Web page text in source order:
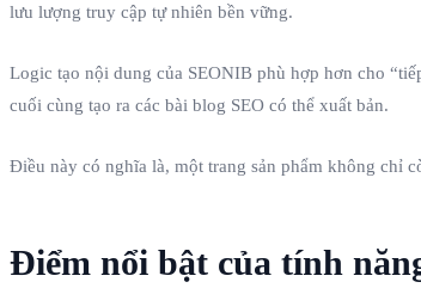
lưu lượng truy cập tự nhiên bền vững.
Logic tạo nội dung của SEONIB phù hợp hơn cho
cuối cùng tạo ra các bài blog SEO có thể xuất bản.
Điều này có nghĩa là, một trang sản phẩm không chỉ
Điểm nổi bật của tính